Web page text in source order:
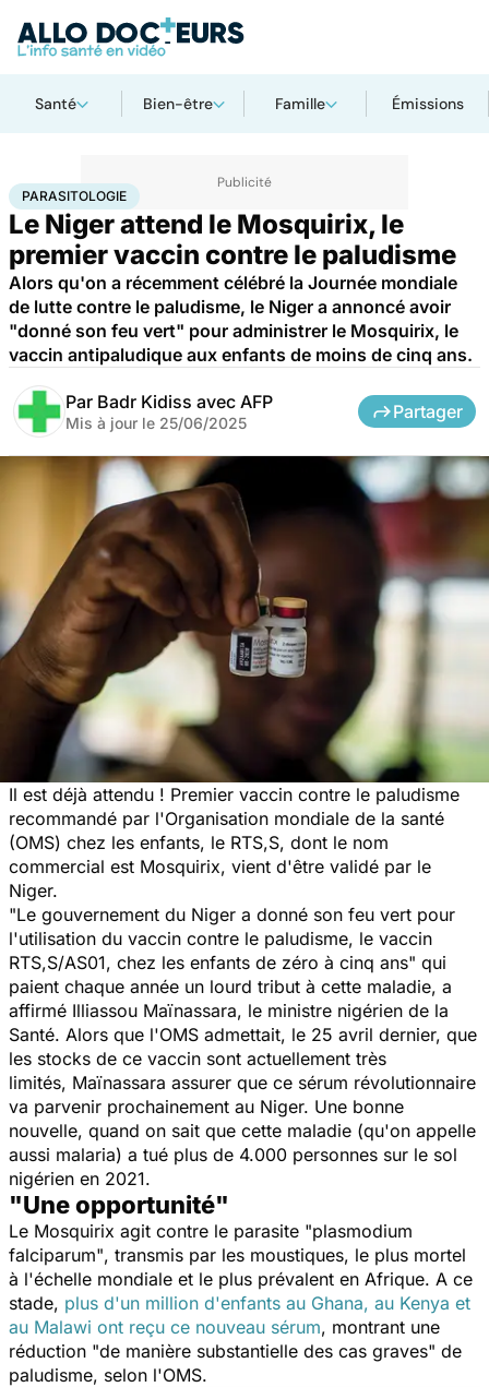
Santé Bien-être Famille Émissions
AccueilSantéMédicaments Parasitologie
PARASITOLOGIE
Le Niger attend le Mosquirix, le
premier vaccin contre le paludisme
Alors qu'on a récemment célébré la Journée mondiale
de lutte contre le paludisme, le Niger a annoncé avoir
"donné son feu vert" pour administrer le Mosquirix, le
vaccin antipaludique aux enfants de moins de cinq ans.
Par Badr Kidiss avec AFP
Mis à jour le 25/06/2025
Partager
Il est déjà attendu ! Premier vaccin contre le paludisme
recommandé par l'Organisation mondiale de la santé
(OMS) chez les enfants, le RTS,S, dont le nom
commercial est Mosquirix, vient d'être validé par le
Niger.
"Le gouvernement du Niger a donné son feu vert pour
l'utilisation du vaccin contre le paludisme, le vaccin
RTS,S/AS01, chez les enfants de zéro à cinq ans" qui
paient chaque année un lourd tribut à cette maladie, a
affirmé Illiassou Maïnassara, le ministre nigérien de la
Santé. Alors que l'OMS admettait, le 25 avril dernier, que
les stocks de ce vaccin sont actuellement très
limités, Maïnassara assurer que ce sérum révolutionnaire
va parvenir prochainement au Niger. Une bonne
nouvelle, quand on sait que cette maladie (qu'on appelle
aussi malaria) a tué plus de 4.000 personnes sur le sol
nigérien en 2021.
"Une opportunité"
Le Mosquirix agit contre le parasite "plasmodium
falciparum", transmis par les moustiques, le plus mortel
à l'échelle mondiale et le plus prévalent en Afrique. A ce
stade, plus d'un million d'enfants au Ghana, au Kenya et
au Malawi ont reçu ce nouveau sérum, montrant une
réduction "de manière substantielle des cas graves" de
paludisme, selon l'OMS.